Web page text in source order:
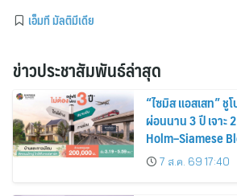
เอ็มที มัลติมีเดีย
ข่าวประชาสัมพันธ์ล่าสุด
“ไซมิส แอสเสท” ชู
ผ่อนนาน 3 ปี เจาะ
Holm–Siamese
ส่วนลดและสิทธิพิเศ
2569
7 ส.ค. 69 17:40